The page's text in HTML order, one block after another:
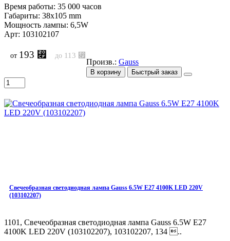
Время работы: 35 000 часов
Габариты: 38x105 mm
Мощность лампы: 6,5W
Арт: 103102107
от 193 ⃏ до 113 ⃏
Произв.: Gauss
В корзину Быстрый заказ
Свечеобразная светодиодная лампа Gauss 6.5W E27 4100K LED 220V
(103102207)
1101, Свечеобразная светодиодная лампа Gauss 6.5W E27
4100K LED 220V (103102207), 103102207, 134 ..